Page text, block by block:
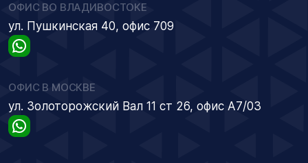
ОФИС ВО ВЛАДИВОСТОКЕ
ул. Пушкинская 40, офис 709
ОФИС В МОСКВЕ
ул. Золоторожский Вал 11 ст 26, офис А7/03